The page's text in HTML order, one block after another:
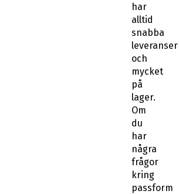
har
alltid
snabba
leveranser
och
mycket
på
lager.
Om
du
har
några
frågor
kring
passform